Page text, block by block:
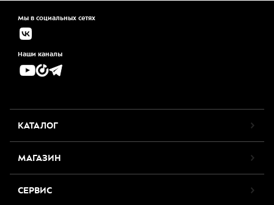
Мы в социальных сетях
Наши каналы
КАТАЛОГ
МАГАЗИН
СЕРВИС